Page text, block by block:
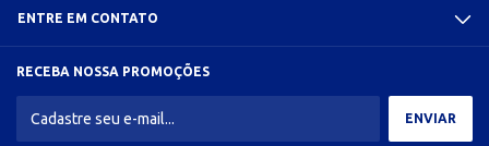
ENTRE EM CONTATO
RECEBA NOSSA PROMOÇÕES